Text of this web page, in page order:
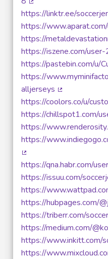
(External link)
https://linktr.ee/
https://
https://
https://iszene.com/
https://pastebin.com/u/
https://
alljerseys
(External link)
https://coolors.co/u/
https://chillspot1.com/
https://
https://
(External link)
https://qna.habr.com/
https://issuu.com/
https://
https://hubpages.com/
https://triberr.com/
https://medium.com/
https://www.inkitt.com/
https://